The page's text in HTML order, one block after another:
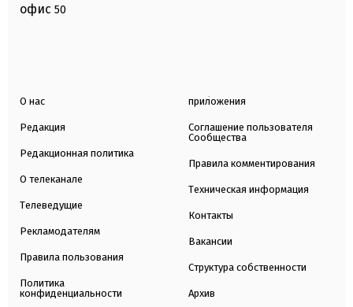
офис 50
О нас
Редакция
Редакционная политика
О телеканале
Телеведущие
Рекламодателям
Правила пользования
Политика
конфиденциальности
приложения
Соглашение пользователя
Сообщества
Правила комментирования
Техническая информация
Контакты
Вакансии
Структура собственности
Архив